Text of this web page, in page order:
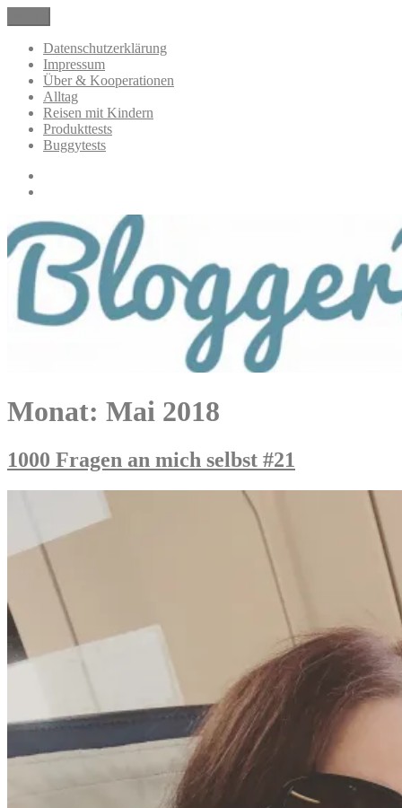
Inhalt
springen
BloggerMumOf3Boys Mamablog
Mamablog über das Leben mit drei Kindern mit Produkttests und
Alltagsthemen
Datenschutzerklärung
Impressum
Über & Kooperationen
Alltag
Reisen mit Kindern
Produkttests
Buggytests
Monat: Mai 2018
1000 Fragen an mich selbst #21